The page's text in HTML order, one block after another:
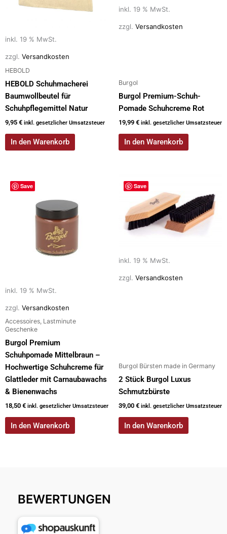
inkl. 19 % MwSt.
zzgl. Versandkosten
HEBOLD
HEBOLD Schuhmacherei
Baumwollbeutel für
Schuhpflegemittel Natur
9,95 € inkl. gesetzlicher Umsatzsteuer
In den Warenkorb
inkl. 19 % MwSt.
zzgl. Versandkosten
Burgol
Burgol Premium-Schuh-
Pomade Schuhcreme Rot
19,99 € inkl. gesetzlicher Umsatzsteuer
In den Warenkorb
Save
inkl. 19 % MwSt.
zzgl. Versandkosten
Accessoires, Lastminute
Geschenke
Burgol Premium
Schuhpomade Mittelbraun –
Hochwertige Schuhcreme für
Glattleder mit Carnaubawachs
& Bienenwachs
18,50 € inkl. gesetzlicher Umsatzsteuer
In den Warenkorb
Save
inkl. 19 % MwSt.
zzgl. Versandkosten
Burgol Bürsten made in Germany
2 Stück Burgol Luxus
Schmutzbürste
39,00 € inkl. gesetzlicher Umsatzsteuer
In den Warenkorb
BEWERTUNGEN